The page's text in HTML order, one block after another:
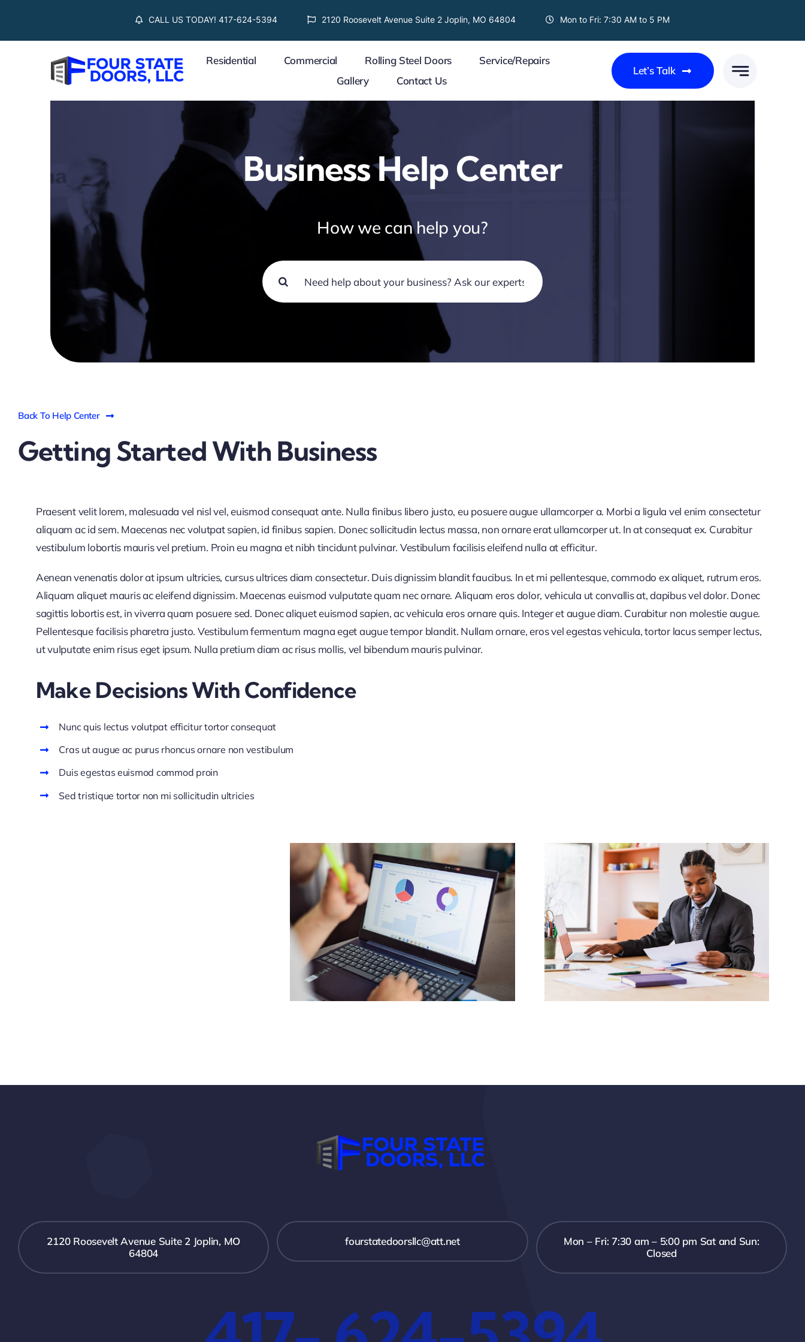
content
CALL US TODAY! 417-624-5394 2120 Roosevelt Avenue Suite 2 Joplin, MO 64804 Mon to Fri: 7:30 AM to 5 PM
Residential Commercial Rolling Steel Doors
Service/Repairs
Gallery
Contact Us
Let’s Talk
Business Help Center
How we can help you?
Search
for:
Back To Help Center
Getting Started With Business
Praesent velit lorem, malesuada vel nisl vel, euismod consequat ante. Nulla finibus libero justo, eu posuere augue ullamcorper a. Morbi a ligula vel enim consectetur
aliquam ac id sem. Maecenas nec volutpat sapien, id finibus sapien. Donec sollicitudin lectus massa, non ornare erat ullamcorper ut. In at consequat ex. Curabitur
vestibulum lobortis mauris vel pretium. Proin eu magna et nibh tincidunt pulvinar. Vestibulum facilisis eleifend nulla at efficitur.
Aenean venenatis dolor at ipsum ultricies, cursus ultrices diam consectetur. Duis dignissim blandit faucibus. In et mi pellentesque, commodo ex aliquet, rutrum eros.
Aliquam aliquet mauris ac eleifend dignissim. Maecenas euismod vulputate quam nec ornare. Aliquam eros dolor, vehicula ut convallis at, dapibus vel dolor. Donec
sagittis lobortis est, in viverra quam posuere sed. Donec aliquet euismod sapien, ac vehicula eros ornare quis. Integer et augue diam. Curabitur non molestie augue.
Pellentesque facilisis pharetra justo. Vestibulum fermentum magna eget augue tempor blandit. Nullam ornare, eros vel egestas vehicula, tortor lacus semper lectus,
ut vulputate enim risus eget ipsum. Nulla pretium diam ac risus mollis, vel bibendum mauris pulvinar.
Make Decisions With Confidence
Nunc quis lectus volutpat efficitur tortor consequat
Cras ut augue ac purus rhoncus ornare non vestibulum
Duis egestas euismod commod proin
Sed tristique tortor non mi sollicitudin ultricies
2120 Roosevelt Avenue Suite 2 Joplin, MO
64804
fourstatedoorsllc@att.net
Mon – Fri: 7:30 am – 5:00 pm Sat and Sun:
Closed